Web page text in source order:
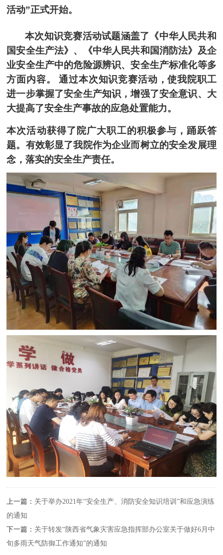
活动”正式开始。
本次知识竞赛活动试题涵盖了《中华人民共和
国安全生产法》、《中华人民共和国消防法》及企
业安全生产中的危险源辨识、安全生产标准化等多
方面内容。 通过本次知识竞赛活动，使我院职工
进一步掌握了安全生产知识，增强了安全意识、大
大提高了安全生产事故的应急处置能力。
本次活动获得了院广大职工的积极参与，踊跃答
题。有效彰显了我院作为企业而树立的安全发展理
念，落实的安全生产责任。
上一篇： 关于举办2021年“安全生产、消防安全知识培训”和应急演练
的通知
下一篇： 关于转发“陕西省气象灾害应急指挥部办公室关于做好6月中
旬多雨天气防御工作通知”的通知